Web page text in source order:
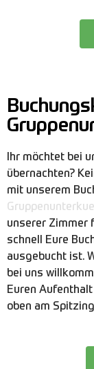
Ihr möchtet bei
übernachten?
mit unserem
unserer Zimmer
schnell Eure
ausgebucht ist.
bei uns
Euren
oben am